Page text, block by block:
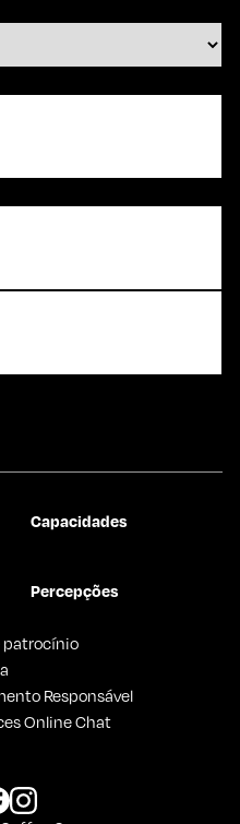
Capacidades
Percepções
patrocínio
Responsável
Online Chat